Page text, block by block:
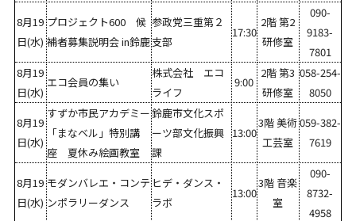
8月19
日(水)
プロジェクト600 候
補者募集説明会 in鈴鹿
参政党三重第２
支部
17:30
2階 第2
研修室
090-
9183-
7801
8月19
日(水)
エコ会員の集い
株式会社 エコ
ライフ
9:00
2階 第3
研修室
058-254-
8050
8月19
日(水)
すずか市民アカデミー
「まなベル」特別講
座 夏休み絵画教室
鈴鹿市文化スポ
ーツ部文化振興
課
13:00
3階 美術
工芸室
059-382-
7619
8月19
日(水)
モダンバレエ・コンテ
ンポラリーダンス
ヒデ・ダンス・
ラボ
13:00
3階 音楽
室
090-
8732-
4958